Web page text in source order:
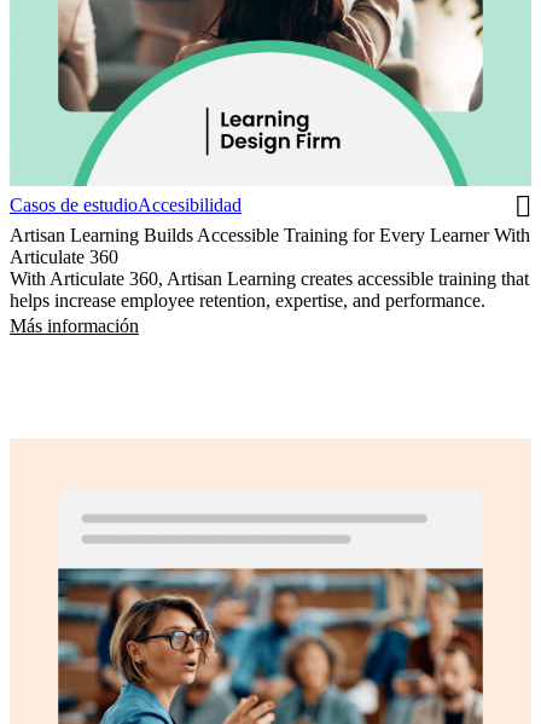
Casos de estudioAccesibilidad
Artisan Learning Builds Accessible Training for Every Learner With
Articulate 360
With Articulate 360, Artisan Learning creates accessible training that
helps increase employee retention, expertise, and performance.
Más información